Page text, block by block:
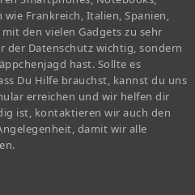
Frankreich, Italien, Spanien,
den vielen Gadgets zu sehr
der Datenschutz wichtig, sondern
hast. Sollte es
Du Hilfe brauchst, kannst du uns
erreichen und wir helfen dir
ist, kontaktieren wir auch den
damit wir alle